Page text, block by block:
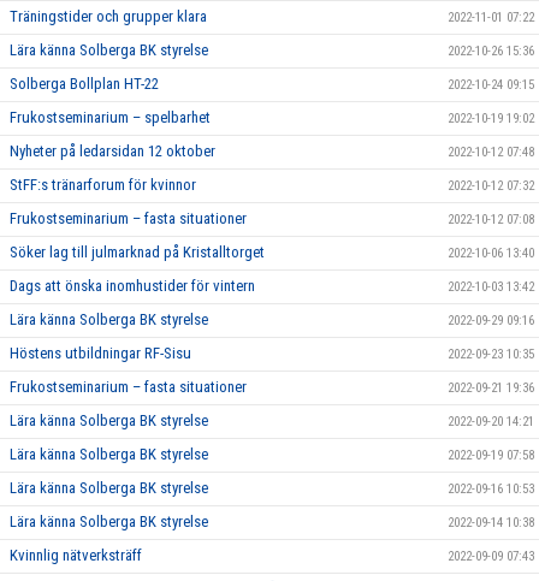
Träningstider och grupper klara 2022-11-01 07:22
Lära känna Solberga BK styrelse 2022-10-26 15:36
Solberga Bollplan HT-22 2022-10-24 09:15
Frukostseminarium – spelbarhet 2022-10-19 19:02
Nyheter på ledarsidan 12 oktober 2022-10-12 07:48
StFF:s tränarforum för kvinnor 2022-10-12 07:32
Frukostseminarium – fasta situationer 2022-10-12 07:08
Söker lag till julmarknad på Kristalltorget 2022-10-06 13:40
Dags att önska inomhustider för vintern 2022-10-03 13:42
Lära känna Solberga BK styrelse 2022-09-29 09:16
Höstens utbildningar RF-Sisu 2022-09-23 10:35
Frukostseminarium – fasta situationer 2022-09-21 19:36
Lära känna Solberga BK styrelse 2022-09-20 14:21
Lära känna Solberga BK styrelse 2022-09-19 07:58
Lära känna Solberga BK styrelse 2022-09-16 10:53
Lära känna Solberga BK styrelse 2022-09-14 10:38
Kvinnlig nätverksträff 2022-09-09 07:43